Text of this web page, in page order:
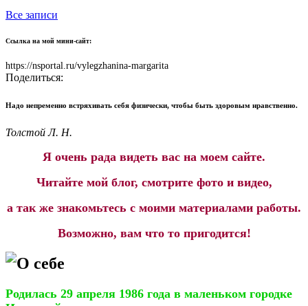
Все записи
Ссылка на мой мини-сайт:
https://nsportal.ru/vylegzhanina-margarita
Поделиться:
Надо непременно встряхивать себя физически, чтобы быть здоровым нравственно.
Толстой Л. Н.
Я очень рада видеть вас на моем сайте.
Читайте мой блог, смотрите фото и видео,
а так же знакомьтесь с моими материалами работы.
Возможно, вам что то пригодится!
О себе
Родилась 29 апреля 1986 года в маленьком городке